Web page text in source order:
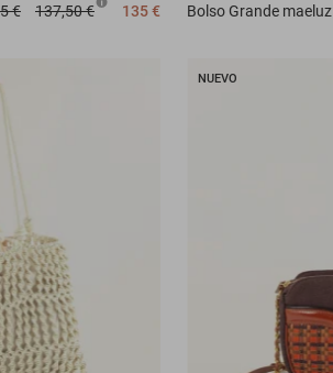
€ 137,50 € 135 € Bolso Grande maeluz
NUEVO